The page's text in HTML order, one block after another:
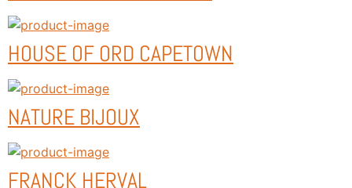
HOUSE OF ORD CAPETOWN
NATURE BIJOUX
FRANCK HERVAL